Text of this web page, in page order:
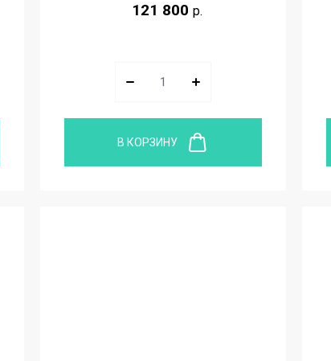
121 800 р.
В КОРЗИНУ